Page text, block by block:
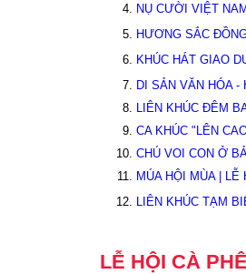
NỤ CƯỜI VIỆT
HƯƠNG SẮC
KHÚC HÁT GIAO
DI SẢN VĂN HÓA
LIÊN KHÚC ĐÊM
CA KHÚC "LÊN
CHÚ VOI CON Ở
MÚA HỘI MÙA | LỄ
LIÊN KHÚC TẠM
LỄ HỘI CÀ